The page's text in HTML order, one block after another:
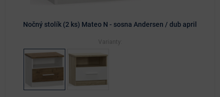
Nočný stolík (2 ks) Mateo N - sosna Andersen / dub april
Varianty: